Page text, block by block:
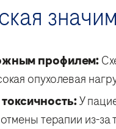
профилем:
опухолевая
У
терапии из-за